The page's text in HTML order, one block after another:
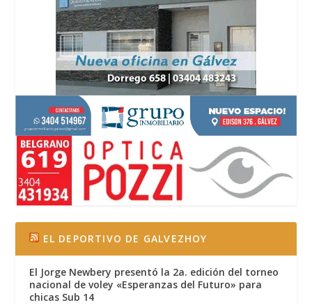
EL DEPORTIVO DE GALVEZHOY
El Jorge Newbery presentó la 2a. edición del torneo
nacional de voley «Esperanzas del Futuro» para
chicas Sub 14